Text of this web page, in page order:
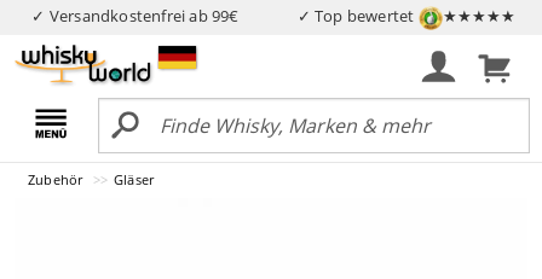
✓ Versandkostenfrei ab 99€ ✓ Top bewertet ★★★★★
Zubehör Gläser